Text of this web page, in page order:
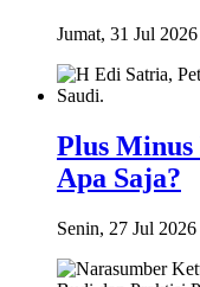
Jumat, 31 Jul
Plus Minus
Apa Saja?
Senin, 27 Jul